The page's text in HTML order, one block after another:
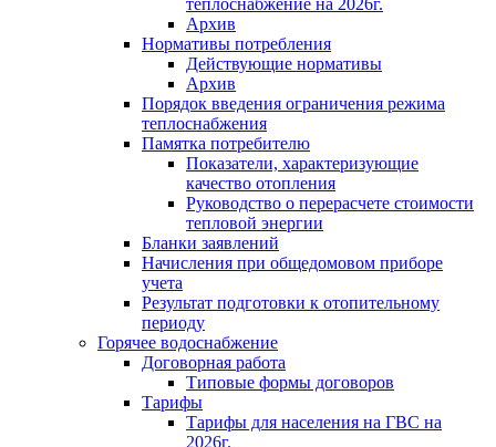
теплоснабжение на 2026г.
Архив
Нормативы потребления
Действующие нормативы
Архив
Порядок введения ограничения режима
теплоснабжения
Памятка потребителю
Показатели, характеризующие
качество отопления
Руководство о перерасчете стоимости
тепловой энергии
Бланки заявлений
Начисления при общедомовом приборе
учета
Результат подготовки к отопительному
периоду
Горячее водоснабжение
Договорная работа
Типовые формы договоров
Тарифы
Тарифы для населения на ГВС на
2026г.